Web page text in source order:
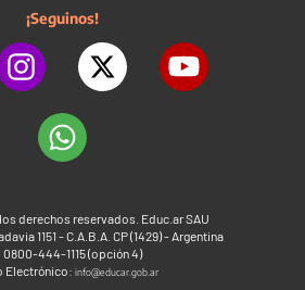
¡Seguinos!
derechos reservados. Educ.ar SAU
1151 - C.A.B.A. CP (1429) - Argentina
0800-444-1115 (opción 4)
Electrónico: info@educar.gob.ar